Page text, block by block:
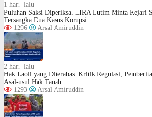
1 hari lalu
Puluhan Saksi Diperiksa, LIRA Lutim Minta Kejari
Tersangka Dua Kasus Korupsi
1296
Arsal Amiruddin
2 hari lalu
Hak Laoli yang Diterabas: Kritik Regulasi,
Asal-usul Hak Tanah
1293
Arsal Amiruddin